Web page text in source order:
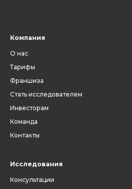
Компания
О нас
Тарифы
Франшиза
Стать исследователем
Инвесторам
Команда
Контакты
Исследования
Консультации